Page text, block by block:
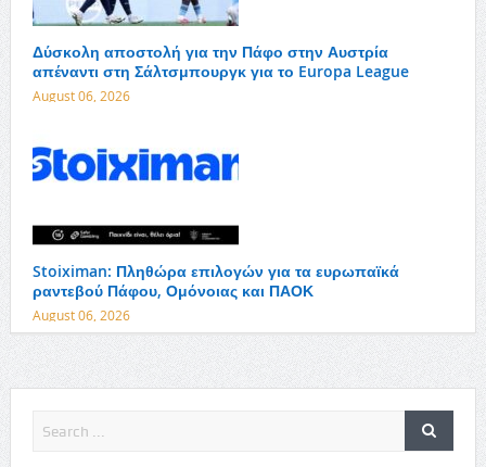
Δύσκολη αποστολή για την Πάφο στην Αυστρία
απέναντι στη Σάλτσμπουργκ για το Europa League
August 06, 2026
Stoiximan: Πληθώρα επιλογών για τα ευρωπαϊκά
ραντεβού Πάφου, Ομόνοιας και ΠΑΟΚ
August 06, 2026